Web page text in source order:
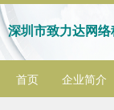
深圳市致力达网络
首页 企业简介